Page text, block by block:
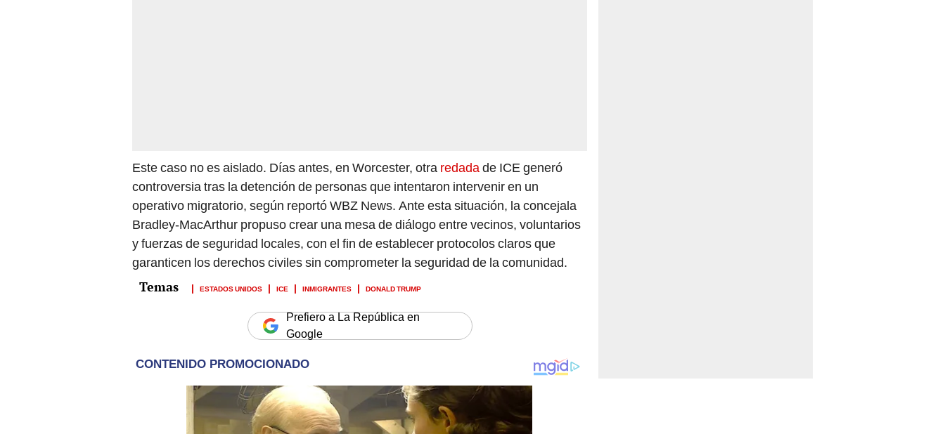
Este caso no es aislado. Días antes, en Worcester, otra redadade ICE generó
controversia tras la detención de personas que intentaron intervenir en un
operativo migratorio, según reportó WBZ News. Ante esta situación, la concejala
Bradley-MacArthur propuso crear una mesa de diálogo entre vecinos, voluntarios
y fuerzas de seguridad locales, con el fin de establecer protocolos claros que
garanticen los derechos civiles sin comprometer la seguridad de la comunidad.
ESTADOS UNIDOS ICE INMIGRANTES DONALD TRUMP
Prefiero a La República en
Google